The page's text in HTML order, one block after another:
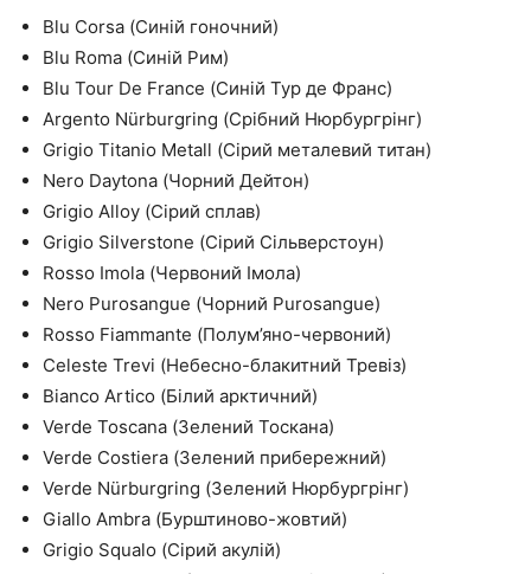
Blu Corsa (Синій гоночний)
Blu Roma (Синій Рим)
Blu Tour De France (Синій Тур де Франс)
Argento Nürburgring (Срібний Нюрбургрінг)
Grigio Titanio Metall (Сірий металевий титан)
Nero Daytona (Чорний Дейтон)
Grigio Alloy (Сірий сплав)
Grigio Silverstone (Сірий Сільверстоун)
Rosso Imola (Червоний Імола)
Nero Purosangue (Чорний Purosangue)
Rosso Fiammante (Полум’яно-червоний)
Celeste Trevi (Небесно-блакитний Тревіз)
Bianco Artico (Білий арктичний)
Verde Toscana (Зелений Тоскана)
Verde Costiera (Зелений прибережний)
Verde Nürburgring (Зелений Нюрбургрінг)
Giallo Ambra (Бурштиново-жовтий)
Grigio Squalo (Сірий акулій)